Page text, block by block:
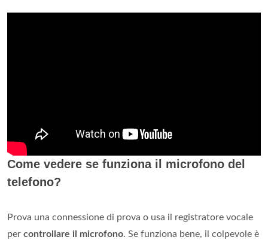
Come vedere se funziona il microfono del
telefono?
Prova una connessione di prova o usa il registratore vocale
per controllare il microfono. Se funziona bene, il colpevole è